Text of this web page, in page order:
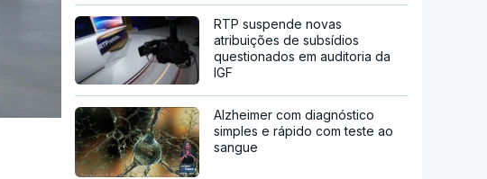
RTP suspende novas
atribuições de subsídios
questionados em auditoria da
IGF
Alzheimer com diagnóstico
simples e rápido com teste ao
sangue